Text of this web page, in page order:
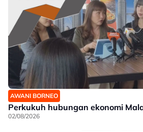
AWANI BORNEO
Perkukuh hubungan ekonomi
02/08/2026